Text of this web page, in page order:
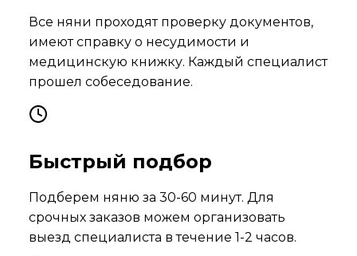
Все няни проходят проверку документов,
имеют справку о несудимости и
медицинскую книжку. Каждый специалист
прошел собеседование.
Быстрый подбор
Подберем няню за 30-60 минут. Для
срочных заказов можем организовать
выезд специалиста в течение 1-2 часов.